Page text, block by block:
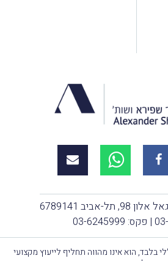
אביב 6789141
| פקס: 03-6245999
בלבד, הוא אינו מהווה תחליף לייעוץ מקצועי